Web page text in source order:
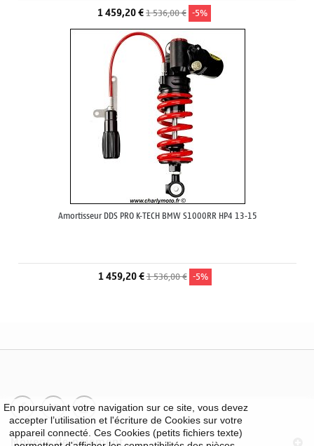
1 459,20 €1 536,00 € -5%
Amortisseur DDS PRO K-TECH BMW S1000RR HP4 13-15
1 459,20 €1 536,00 € -5%
En poursuivant votre navigation sur ce site, vous devez
accepter l’utilisation et l'écriture de Cookies sur votre
appareil connecté. Ces Cookies (petits fichiers texte)